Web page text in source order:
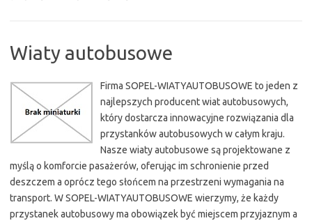
Wiaty autobusowe
Firma SOPEL-WIATYAUTOBUSOWE to jeden z
najlepszych producent wiat autobusowych,
który dostarcza innowacyjne rozwiązania dla
przystanków autobusowych w całym kraju.
Nasze wiaty autobusowe są projektowane z
myślą o komforcie pasażerów, oferując im schronienie przed
deszczem a oprócz tego słońcem na przestrzeni wymagania na
transport. W SOPEL-WIATYAUTOBUSOWE wierzymy, że każdy
przystanek autobusowy ma obowiązek być miejscem przyjaznym a